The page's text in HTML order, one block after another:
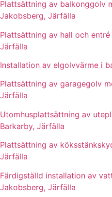
Plattsättning av balkonggolv
Jakobsberg, Järfälla
Plattsättning av hall och
Järfälla
Installation av elgolvvärme i
Plattsättning av garagegolv
Järfälla
Utomhusplattsättning av
Barkarby, Järfälla
Plattsättning av
Järfälla
Färdigställd installation av
Jakobsberg, Järfälla